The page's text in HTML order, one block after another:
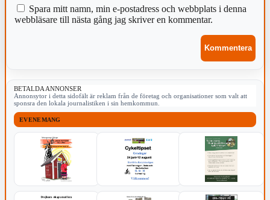
Spara mitt namn, min e-postadress och webbplats i denna
webbläsare till nästa gång jag skriver en kommentar.
BETALDA ANNONSER
Annonsytor i detta sidofält är reklam från de företag och organisationer som valt att
sponsra den lokala journalistiken i sin hemkommun.
EVENEMANG